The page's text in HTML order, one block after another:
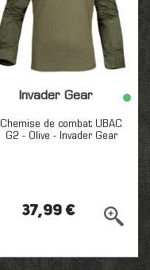
Invader Gear
Chemise de combat UBAC
G2 - Olive - Invader Gear
37,99 €